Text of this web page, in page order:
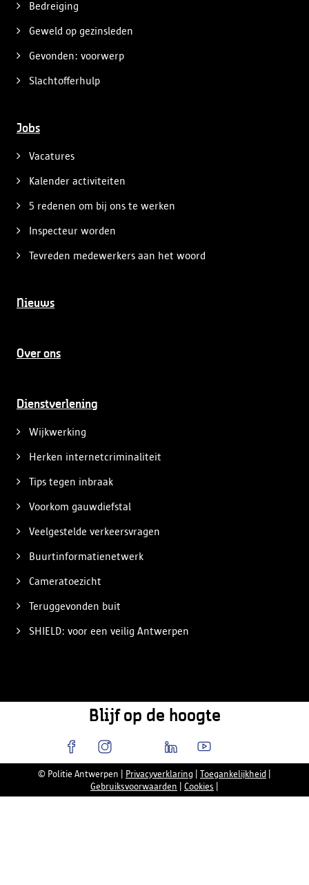
Bedreiging
Geweld op gezinsleden
Gevonden: voorwerp
Slachtofferhulp
Jobs
Vacatures
Kalender activiteiten
5 redenen om bij ons te werken
Inspecteur worden
Tevreden medewerkers aan het woord
Nieuws
Over ons
Dienstverlening
Wijkwerking
Herken internetcriminaliteit
Tips tegen inbraak
Voorkom gauwdiefstal
Veelgestelde verkeersvragen
Buurtinformatienetwerk
Cameratoezicht
Teruggevonden buit
SHIELD: voor een veilig Antwerpen
Blijf op de hoogte
© Politie Antwerpen Privacyverklaring Toegankelijkheid
Gebruiksvoorwaarden
Cookies